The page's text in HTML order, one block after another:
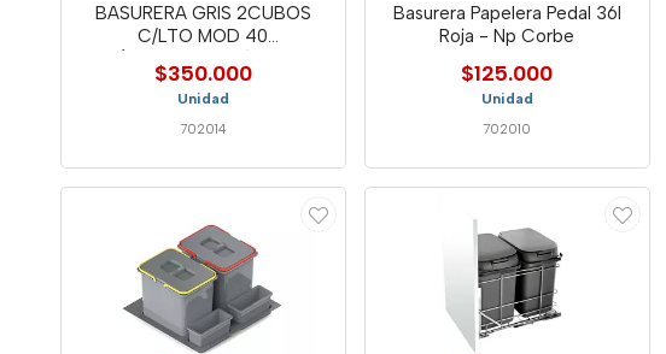
BASURERA GRIS 2CUBOS
C/LTO MOD 40
(330X480X410) GM
$350.000
Unidad
702014
Basurera Papelera Pedal 36l
Roja - Np Corbe
$125.000
Unidad
702010